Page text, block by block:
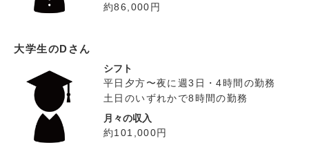
約86,000円
大学生のDさん
シフト
平日夕方〜夜に週3日・4時間の勤務
土日のいずれかで8時間の勤務
月々の収入
約101,000円